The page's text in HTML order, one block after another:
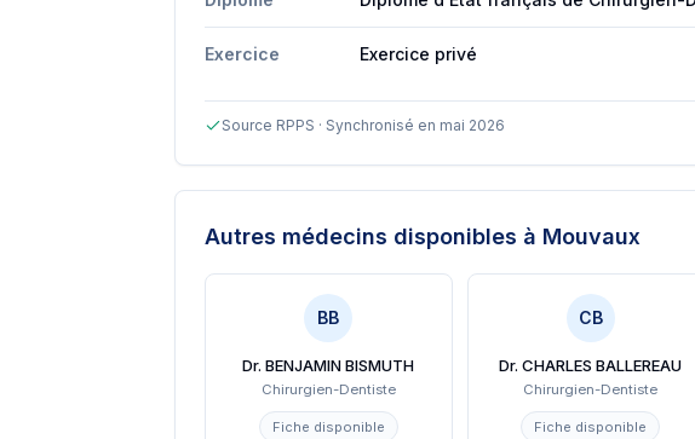
Exercice Exercice privé
Source RPPS · Synchronisé en mai 2026
Autres médecins disponibles à Mouvaux
BB
Dr. BENJAMIN BISMUTH
Chirurgien-Dentiste
Fiche disponible
CB
Dr. CHARLES BALLEREAU
Chirurgien-Dentiste
Fiche disponible